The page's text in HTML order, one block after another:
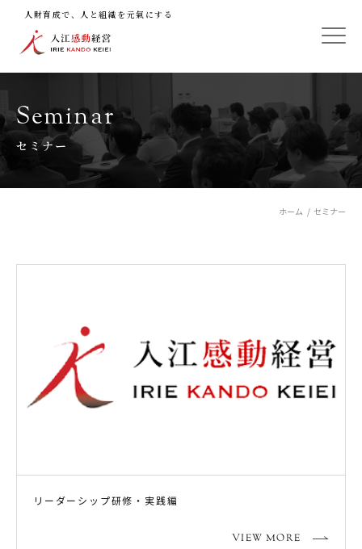
人財育成で、人と組織を元氣にする
Seminar
セミナー
ホーム セミナー
リーダーシップ研修・実践編
VIEW MORE